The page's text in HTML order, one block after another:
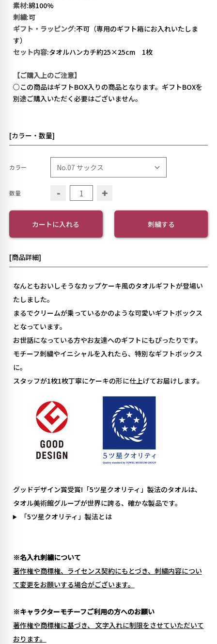
素材:綿100%
刺繍:可
ギフト・ラッピング:不可（専用のギフト箱にお入れいたしま
す）
セット内容:タオルハンカチ約25×25cm 1枚
【ご購入上のご注意】
○この商品はギフトBOX入りの商品となります。ギフトBOXを
別途ご購入いただく必要はございません。
[カラー・数量]
カラー
数量 - +
カートに入れる 刺繍する
[商品詳細]
なんともおいしそうなカップケーキ風のタオルギフトが登場い
たしました。
まるでクリームが乗っているかのような可愛いギフトボックス
となっています。
お世話になっている方やお友達へのギフトにもぴったりです。
モチーフ刺繍やイニシャルを入れたら、特別なギフトボックス
に。
スタッフが1枚1枚丁寧にケーキの形に仕上げてお届けします。
グッドデザイン賞受賞!「5ツ星クオリティ」製法のタオルは、
タオル美術館グループが世界に誇る、確かな製品です。
「5ツ星クオリティ」製法とは
※名入れ刺繍について
著作権や商標権、ライセンス契約にもとづき、刺繍内容につい
て変更をお願いする場合がございます。
※キャラクターモチーフご利用の方へのお願い
著作権や商標権に基づき、 文字入れに制限をさせていただいて
おります。